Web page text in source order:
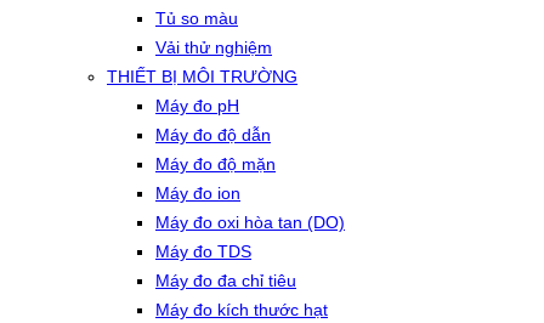
Tủ so màu
Vải thử nghiệm
THIẾT BỊ MÔI TRƯỜNG
Máy đo pH
Máy đo độ dẫn
Máy đo độ mặn
Máy đo ion
Máy đo oxi hòa tan (DO)
Máy đo TDS
Máy đo đa chỉ tiêu
Máy đo kích thước hạt